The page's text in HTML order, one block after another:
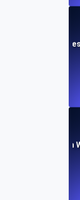
d'optimisation
Voice-Driven